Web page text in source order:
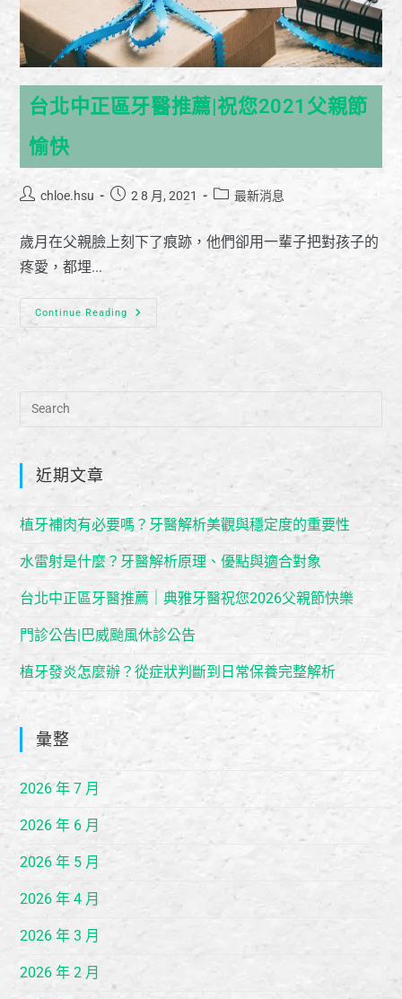
台北中正區牙醫推薦|祝您2021父親節
愉快
chloe.hsu 2 8 月, 2021 最新消息
歲月在父親臉上刻下了痕跡，他們卻用一輩子把對孩子的
疼愛，都埋...
Continue Reading
近期文章
植牙補肉有必要嗎？牙醫解析美觀與穩定度的重要性
水雷射是什麼？牙醫解析原理、優點與適合對象
台北中正區牙醫推薦｜典雅牙醫祝您2026父親節快樂
門診公告|巴威颱風休診公告
植牙發炎怎麼辦？從症狀判斷到日常保養完整解析
彙整
2026 年 7 月
2026 年 6 月
2026 年 5 月
2026 年 4 月
2026 年 3 月
2026 年 2 月